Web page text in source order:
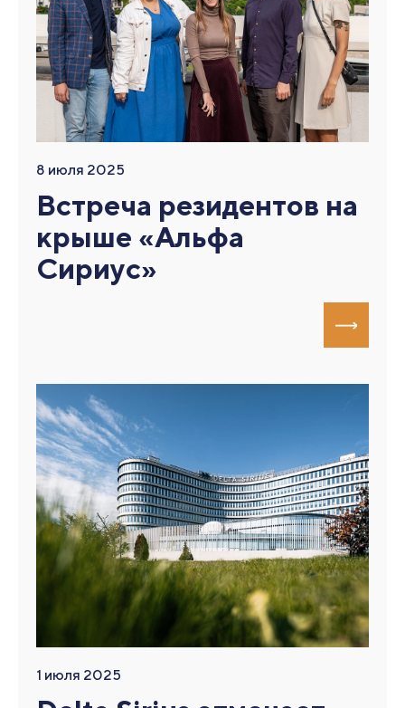
8 июля 2025
Встреча резидентов на
крыше «Альфа
Сириус»
1 июля 2025